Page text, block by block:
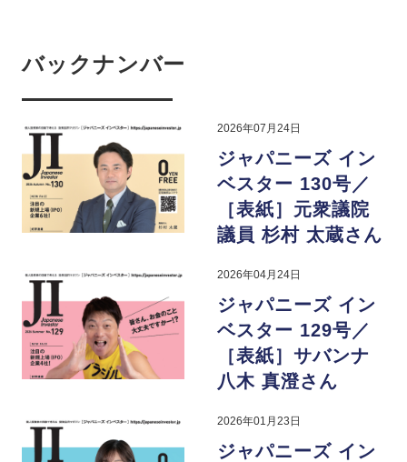
バックナンバー
2026年07月24日
ジャパニーズ イン
ベスター 130号／
［表紙］元衆議院
議員 杉村 太蔵さん
2026年04月24日
ジャパニーズ イン
ベスター 129号／
［表紙］サバンナ
八木 真澄さん
2026年01月23日
ジャパニーズ イン